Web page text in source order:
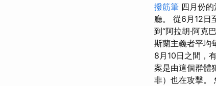
撥筋筆 四月份
廳。 從6月12日
到“阿拉胡·阿克
斯蘭主義者平均
8月10日之間，
案是由這個群體
非）也在攻擊。